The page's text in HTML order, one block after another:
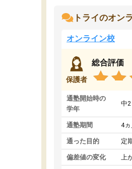
トライのオン
オンライン校
保護者
総合評価
通塾開始時の
学年
中2
通塾期間 4
通った目的 定
偏差値の変化 上